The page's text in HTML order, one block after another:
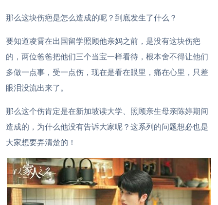
那么这块伤疤是怎么造成的呢？到底发生了什么？
要知道凌霄在出国留学照顾他亲妈之前，是没有这块伤疤
的，两位爸爸把他们三个当宝一样看待，根本舍不得让他们
多做一点事，受一点伤，现在是看在眼里，痛在心里，只差
眼泪没流出来了。
那么这个伤肯定是在新加坡读大学、照顾亲生母亲陈婷期间
造成的，为什么他没有告诉大家呢？这系列的问题想必也是
大家想要弄清楚的！